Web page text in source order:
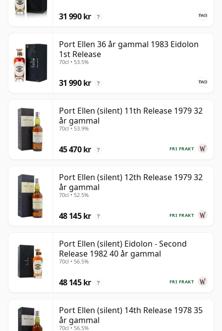
31 990 kr ?
Port Ellen 36 år gammal 1983 Eidolon
1st Release
70cl • 53.5%
31 990 kr ?
Port Ellen (silent) 11th Release 1979 32
år gammal
70cl • 53.9%
FRI FRAKT
45 470 kr ?
Port Ellen (silent) 12th Release 1979 32
år gammal
70cl • 52.5%
FRI FRAKT
48 145 kr ?
Port Ellen (silent) Eidolon - Second
Release 1982 40 år gammal
70cl • 56.5%
FRI FRAKT
48 145 kr ?
Port Ellen (silent) 14th Release 1978 35
år gammal
70cl • 56.5%